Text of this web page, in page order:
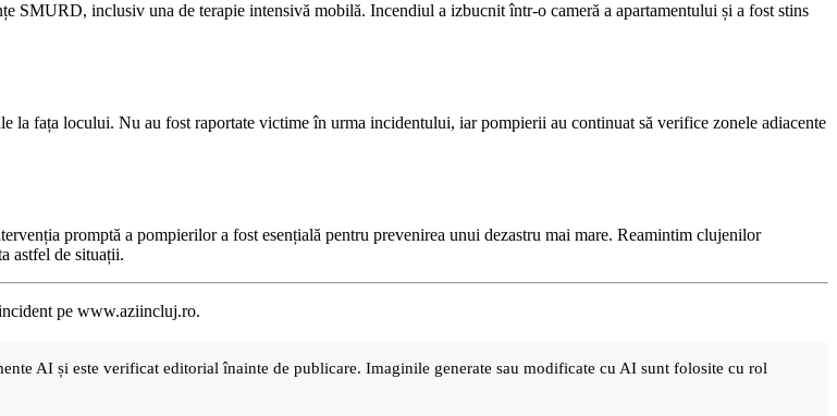
SMURD, inclusiv una de terapie intensivă mobilă. Incendiul a izbucnit într-o cameră a apartamentului și a fost stins
la fața locului. Nu au fost raportate victime în urma incidentului, iar pompierii au continuat să verifice zonele adiacente
promptă a pompierilor a fost esențială pentru prevenirea unui dezastru mai mare. Reamintim clujenilor
astfel de situații.
pe www.aziincluj.ro.
AI și este verificat editorial înainte de publicare. Imaginile generate sau modificate cu AI sunt folosite cu rol